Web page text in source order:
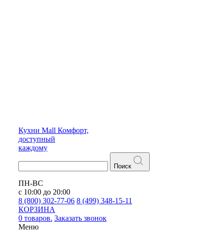
Кухни Mall Комфорт,
доступный
каждому
Поиск
ПН-ВС
с 10:00 до 20:00
8 (800) 302-77-06 8 (499) 348-15-11
КОРЗИНА
0 товаров. Заказать звонок
Меню